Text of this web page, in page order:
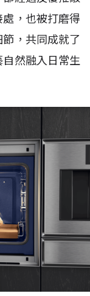
，也被打磨得
，共同成就了
然融入日常生